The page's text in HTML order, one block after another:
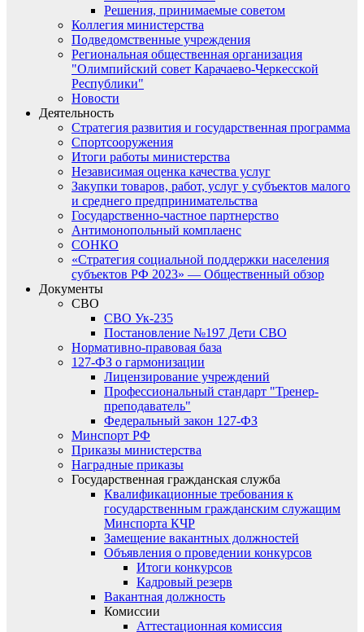
Решения, принимаемые советом
Коллегия министерства
Подведомственные учреждения
Региональная общественная организация
"Олимпийский совет Карачаево-Черкесской
Республики"
Новости
Деятельность
Стратегия развития и государственная программа
Спортсооружения
Итоги работы министерства
Независимая оценка качества услуг
Закупки товаров, работ, услуг у субъектов малого
и среднего предпринимательства
Государственно-частное партнерство
Антимонопольный комплаенс
СОНКО
«Стратегия социальной поддержки населения
субъектов РФ 2023» — Общественный обзор
Документы
СВО
СВО Ук-235
Постановление №197 Дети СВО
Нормативно-правовая база
127-ФЗ о гармонизации
Лицензирование учреждений
Профессиональный стандарт "Тренер-
преподаватель"
Федеральный закон 127-ФЗ
Минспорт РФ
Приказы министерства
Наградные приказы
Государственная гражданская служба
Квалификационные требования к
государственным гражданским служащим
Минспорта КЧР
Замещение вакантных должностей
Объявления о проведении конкурсов
Итоги конкурсов
Кадровый резерв
Вакантная должность
Комиссии
Аттестационная комиссия